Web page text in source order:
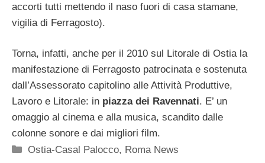
accorti tutti mettendo il naso fuori di casa stamane,
vigilia di Ferragosto).
Torna, infatti, anche per il 2010 sul Litorale di Ostia la
manifestazione di Ferragosto patrocinata e sostenuta
dall’Assessorato capitolino alle Attività Produttive,
Lavoro e Litorale: in piazza dei Ravennati. E’ un
omaggio al cinema e alla musica, scandito dalle
colonne sonore e dai migliori film.
Categorie
Ostia-Casal Palocco, Roma News